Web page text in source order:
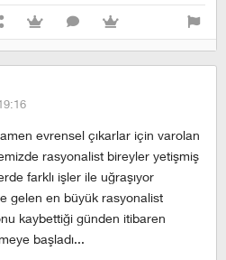
evrensel çıkarlar için varolan
rasyonalist bireyler yetişmiş
farklı işler ile uğraşıyor
gelen en büyük rasyonalist
kaybettiği günden itibaren
başladı...